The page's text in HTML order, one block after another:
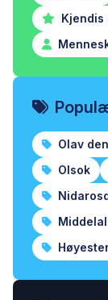
Kjendis
Olav
Olsok